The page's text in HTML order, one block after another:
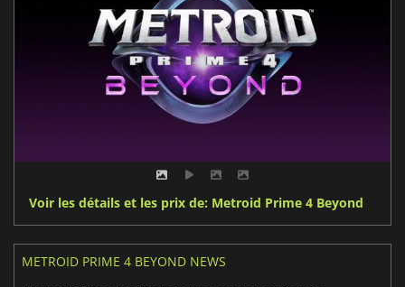
Voir les détails et les prix de: Metroid Prime 4 Beyond
METROID PRIME 4 BEYOND NEWS